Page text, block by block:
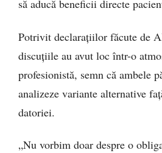
să aducă beneficii directe
Potrivit declarațiilor făcute de
discuțiile au avut loc într-o
profesionistă, semn că ambele
analizeze variante alternative
datoriei.
„Nu vorbim doar despre o